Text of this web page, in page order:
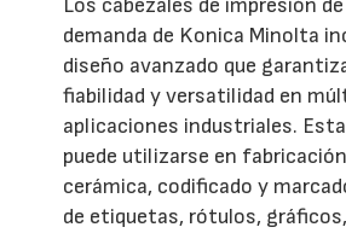
Los cabezales de impresión
demanda de Konica Minolta
diseño avanzado que
fiabilidad y versatilidad en
aplicaciones industriales.
puede utilizarse en
cerámica, codificado y
de etiquetas, rótulos,